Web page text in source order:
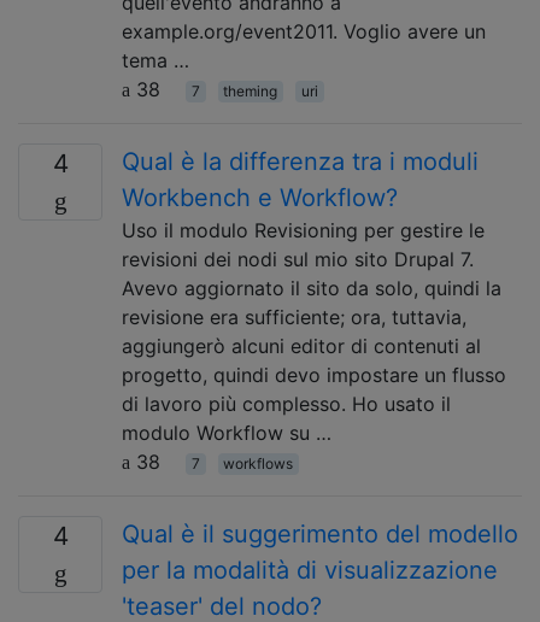
example.org/event2011. Voglio avere un
tema …
38
7 theming uri
4
Qual è la differenza tra i moduli
Workbench e Workflow?
Uso il modulo Revisioning per gestire le
revisioni dei nodi sul mio sito Drupal 7.
Avevo aggiornato il sito da solo, quindi la
revisione era sufficiente; ora, tuttavia,
aggiungerò alcuni editor di contenuti al
progetto, quindi devo impostare un flusso
di lavoro più complesso. Ho usato il
modulo Workflow su …
38
7 workflows
4
Qual è il suggerimento del modello
per la modalità di visualizzazione
'teaser' del nodo?